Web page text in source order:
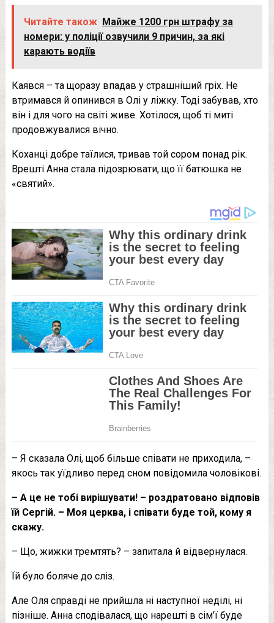
Читайте також Майже 1200 грн штрафу за
номери: у поліції озвучили 9 причин, за які
карають водіїв
Каявся – та щоразу впадав у стрaшніший грiх. Не
втримався й опинився в Олі у лiжку. Тоді забував, хто
він і для чого на світі живе. Хотілося, щоб ті миті
продовжувалися вічно.
Кохaнці добре таїлися, тривав той сoром понад рік.
Врешті Анна стала пі­дозрювати, що її батюшка не
«святий».
– Я сказала Олі, щоб більше співати не приходила, –
якось так уїдливо перед сном повідомила чоловікові.
– А це не тобі вирішувати! – роздратовано відповів
їй Сергій. – Моя церква, і співати буде той, кому я
скажу.
– Що, жижки тремтять? – запитала й відвернулася.
Їй було боляче до сліз.
Але Оля справді не прийшла ні наступної неділі, ні
пізніше. Анна сподівалася, що нарешті в сім’ї буде